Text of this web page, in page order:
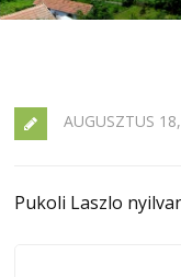
AUGUSZTUS
Pukoli Laszlo